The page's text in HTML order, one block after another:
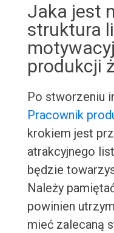
Jaka jest
struktura
produkcji
Po stworzeniu
Pracownik
krokiem jest
atrakcyjnego
będzie
Należy
powinien
mieć zalecaną